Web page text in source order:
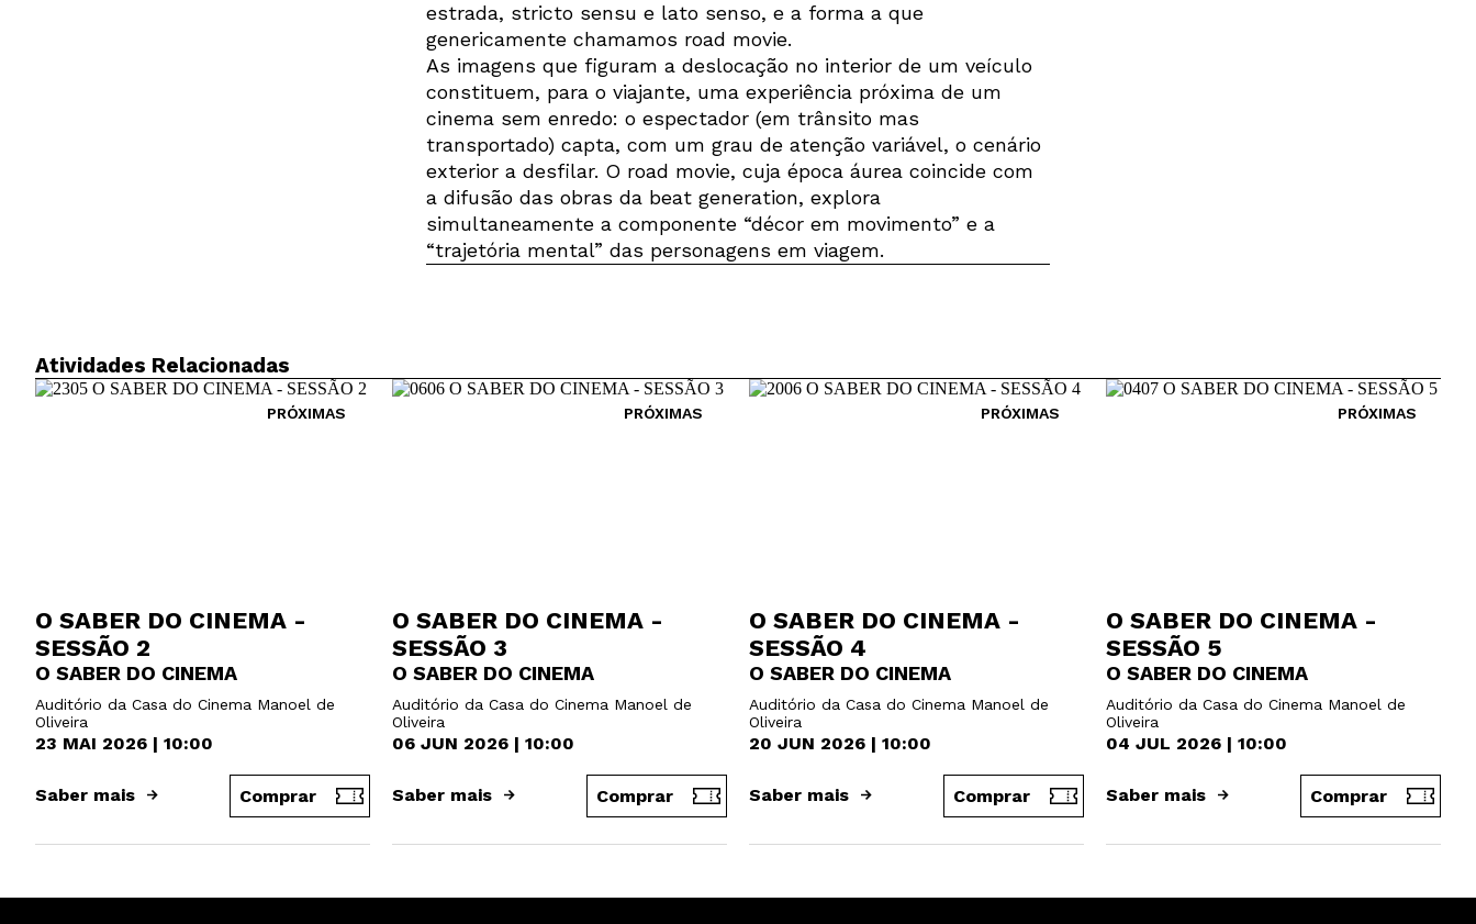
estrada, stricto sensu e lato senso, e a forma a que
genericamente chamamos road movie.
As imagens que figuram a deslocação no interior de um veículo
constituem, para o viajante, uma experiência próxima de um
cinema sem enredo: o espectador (em trânsito mas
transportado) capta, com um grau de atenção variável, o cenário
exterior a desfilar. O road movie, cuja época áurea coincide com
a difusão das obras da beat generation, explora
simultaneamente a componente “décor em movimento” e a
“trajetória mental” das personagens em viagem.
Atividades Relacionadas
PRÓXIMAS
O SABER DO CINEMA -
SESSÃO 2
O SABER DO CINEMA
Auditório da Casa do Cinema Manoel de
Oliveira
23 MAI 2026 | 10:00
Saber mais Comprar
PRÓXIMAS
O SABER DO CINEMA -
SESSÃO 3
O SABER DO CINEMA
Auditório da Casa do Cinema Manoel de
Oliveira
06 JUN 2026 | 10:00
Saber mais Comprar
PRÓXIMAS
O SABER DO CINEMA -
SESSÃO 4
O SABER DO CINEMA
Auditório da Casa do Cinema Manoel de
Oliveira
20 JUN 2026 | 10:00
Saber mais Comprar
PRÓXIMAS
O SABER DO CINEMA -
SESSÃO 5
O SABER DO CINEMA
Auditório da Casa do Cinema Manoel de
Oliveira
04 JUL 2026 | 10:00
Saber mais Comprar
Newsletter